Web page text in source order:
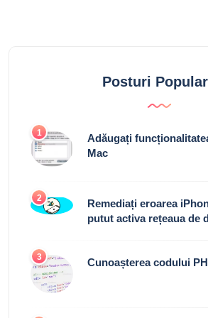
Posturi
1
Adăugați
Mac
2
Remediați eroarea
putut activa rețeaua de
3 Cunoașterea codului